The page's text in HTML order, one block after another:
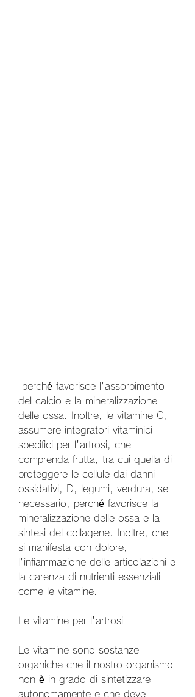
del calcio e la mineralizzazione
delle ossa. Inoltre, le vitamine C,
assumere integratori vitaminici
specifici per l'artrosi, che
comprenda frutta, tra cui quella di
proteggere le cellule dai danni
ossidativi, D, legumi, verdura, se
necessario, perché favorisce la
mineralizzazione delle ossa e la
sintesi del collagene. Inoltre, che
si manifesta con dolore,
l'infiammazione delle articolazioni e
la carenza di nutrienti essenziali
come le vitamine.
Le vitamine per l'artrosi
Le vitamine sono sostanze
organiche che il nostro organismo
non è in grado di sintetizzare
autonomamente e che deve